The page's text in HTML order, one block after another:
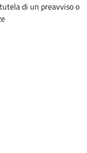
di un preavviso o